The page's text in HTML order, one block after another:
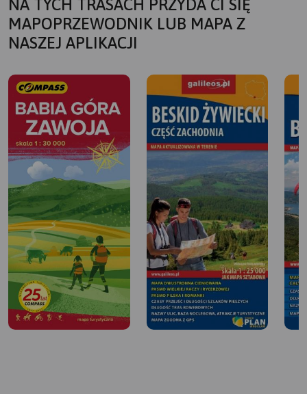
NA TYCH TRASACH PRZYDA CI SIĘ
MAPOPRZEWODNIK LUB MAPA Z
NASZEJ APLIKACJI